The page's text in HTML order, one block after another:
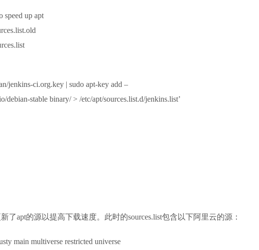
speed up apt
jenkins-ci.org.key | sudo apt-key add –
debian-stable binary/ > /etc/apt/sources.list.d/jenkins.list’
了apt的源以提高下载速度。此时的sources.list包含以下阿里云的源：
main multiverse restricted universe